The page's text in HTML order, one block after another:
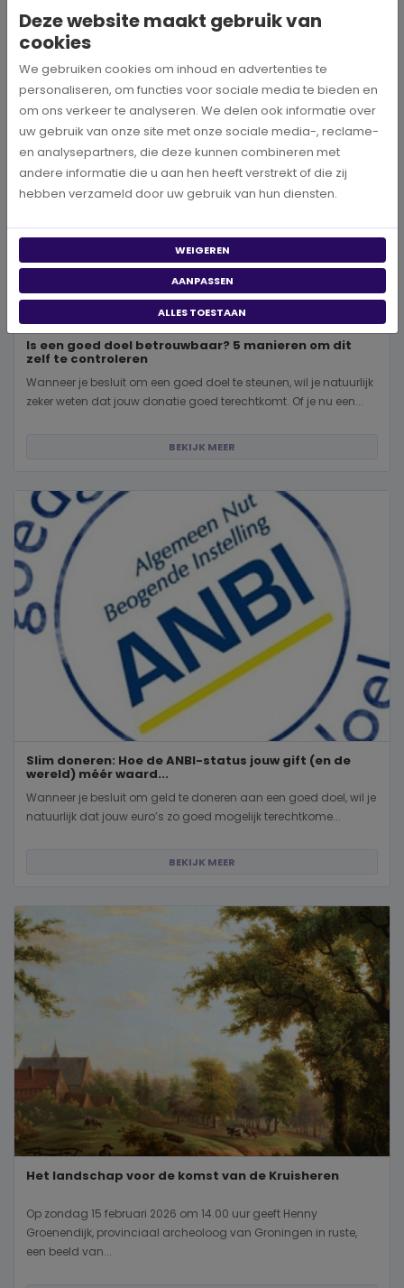
BEKIJK MEER
Is een goed doel betrouwbaar? 5 manieren om dit
zelf te controleren
Wanneer je besluit om een goed doel te steunen, wil je natuurlijk
zeker weten dat jouw donatie goed terechtkomt. Of je nu een...
BEKIJK MEER
Slim doneren: Hoe de ANBI-status jouw gift (en de
wereld) méér waard...
Wanneer je besluit om geld te doneren aan een goed doel, wil je
natuurlijk dat jouw euro’s zo goed mogelijk terechtkome...
BEKIJK MEER
Het landschap voor de komst van de Kruisheren
Op zondag 15 februari 2026 om 14.00 uur geeft Henny
Groenendijk, provinciaal archeoloog van Groningen in ruste,
een beeld van...
Deze website maakt gebruik van
cookies
We gebruiken cookies om inhoud en advertenties te
personaliseren, om functies voor sociale media te bieden en
om ons verkeer te analyseren. We delen ook informatie over
uw gebruik van onze site met onze sociale media-, reclame-
en analysepartners, die deze kunnen combineren met
andere informatie die u aan hen heeft verstrekt of die zij
hebben verzameld door uw gebruik van hun diensten.
WEIGEREN
AANPASSEN
ALLES TOESTAAN